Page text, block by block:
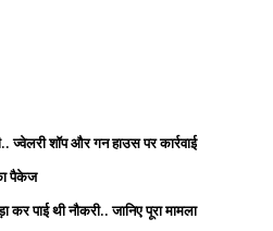
ज्वेलरी शॉप और गन हाउस पर कार्रवाई
पैकेज
कर पाई थी नौकरी.. जानिए पूरा मामला